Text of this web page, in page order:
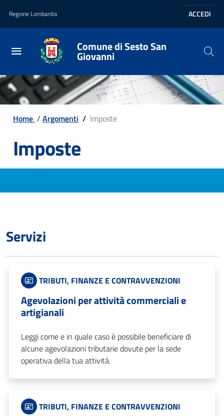
Vai al contenuto principale
Vai al footer
Regione Lombardia ACCEDI
Comune di Sesto San
Giovanni
Home / Argomenti / Imposte
Imposte
Servizi
TRIBUTI, FINANZE E CONTRAVVENZIONI
Agevolazioni per attività commerciali e
artigianali
Leggi come e in quale caso è possibile beneficiare di
alcune agevolazioni tributarie dovute per la sede
operativa della tua attività.
TRIBUTI, FINANZE E CONTRAVVENZIONI